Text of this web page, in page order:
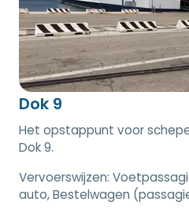
Dok 9
Het opstappunt voor
Dok 9.
Vervoerswijzen:
auto, Bestelwagen